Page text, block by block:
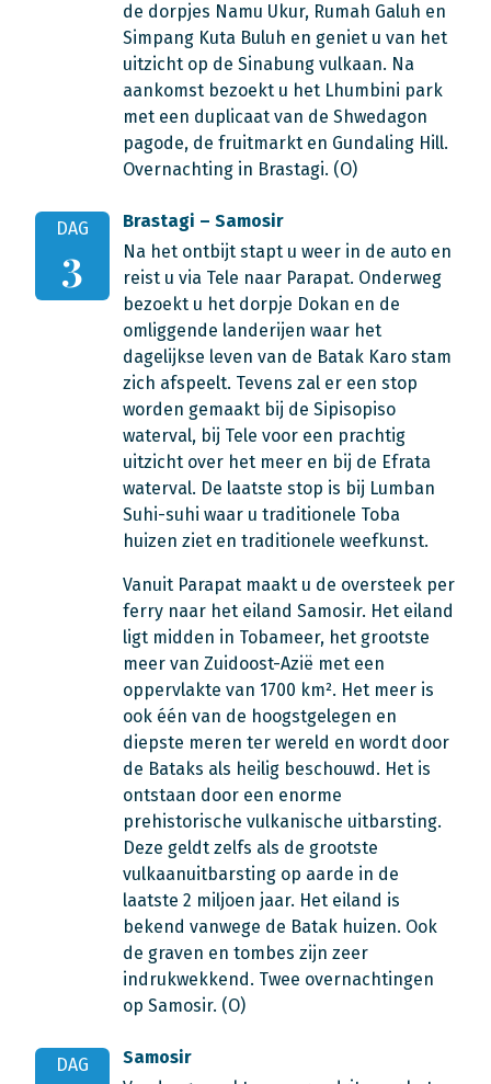
de dorpjes Namu Ukur, Rumah Galuh en
Simpang Kuta Buluh en geniet u van het
uitzicht op de Sinabung vulkaan. Na
aankomst bezoekt u het Lhumbini park
met een duplicaat van de Shwedagon
pagode, de fruitmarkt en Gundaling Hill.
Overnachting in Brastagi. (O)
DAG
3
Brastagi – Samosir
Na het ontbijt stapt u weer in de auto en
reist u via Tele naar Parapat. Onderweg
bezoekt u het dorpje Dokan en de
omliggende landerijen waar het
dagelijkse leven van de Batak Karo stam
zich afspeelt. Tevens zal er een stop
worden gemaakt bij de Sipisopiso
waterval, bij Tele voor een prachtig
uitzicht over het meer en bij de Efrata
waterval. De laatste stop is bij Lumban
Suhi-suhi waar u traditionele Toba
huizen ziet en traditionele weefkunst.
Vanuit Parapat maakt u de oversteek per
ferry naar het eiland Samosir. Het eiland
ligt midden in Tobameer, het grootste
meer van Zuidoost-Azië met een
oppervlakte van 1700 km². Het meer is
ook één van de hoogstgelegen en
diepste meren ter wereld en wordt door
de Bataks als heilig beschouwd. Het is
ontstaan door een enorme
prehistorische vulkanische uitbarsting.
Deze geldt zelfs als de grootste
vulkaanuitbarsting op aarde in de
laatste 2 miljoen jaar. Het eiland is
bekend vanwege de Batak huizen. Ook
de graven en tombes zijn zeer
indrukwekkend. Twee overnachtingen
op Samosir. (O)
DAG
Samosir